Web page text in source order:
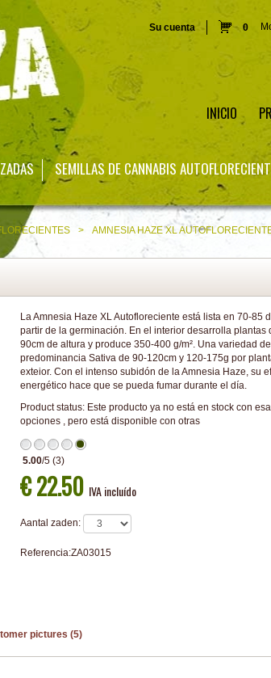
Su cuenta 0
INICIO
SEMILLAS DE CANNABIS
> AMNESIA HAZE XL
La Amnesia Haze XL Autofloreciente está lista en 70-85
partir de la germinación. En el interior desarrolla plantas
90cm de altura y produce 350-400 g/m². Una variedad de
predominancia Sativa de 90-120cm y 120-175g por
exteior. Con el intenso subidón de la Amnesia Haze, su
energético hace que se pueda fumar durante el día.
Product status: Este producto ya no está en stock con
opciones , pero está disponible con otras
5.00/5(3)
€ 22.50 IVA incluído
Aantal zaden:
Referencia:ZA03015
pictures (5)